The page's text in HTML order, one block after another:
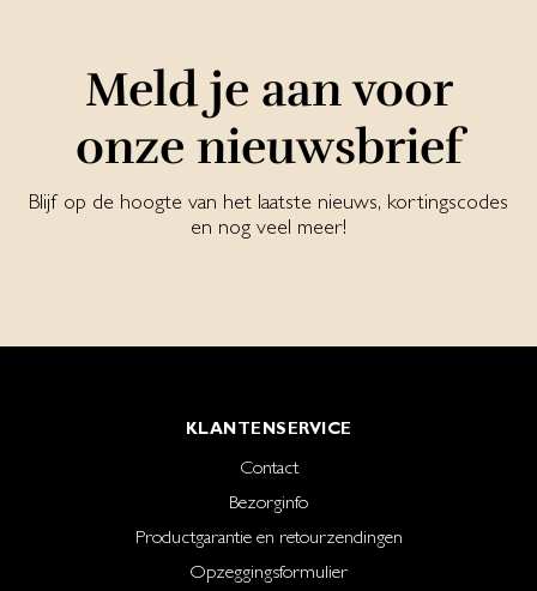
Meld je aan voor
onze nieuwsbrief
Blijf op de hoogte van het laatste nieuws, kortingscodes
en nog veel meer!
KLANTENSERVICE
Contact
Bezorginfo
Productgarantie en retourzendingen
Opzeggingsformulier